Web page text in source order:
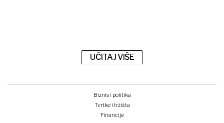
UČITAJ VIŠE
Biznis i politika
Tvrtke i tržišta
Financije